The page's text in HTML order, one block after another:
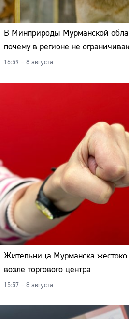
В Минприроды Мурманской
почему в регионе не
16:59 – 8 августа
Жительница Мурманска
возле торгового центра
15:57 – 8 августа
Сайт: